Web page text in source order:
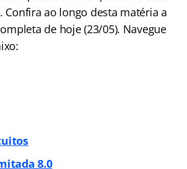
Confira ao longo desta matéria a
de hoje (23/05). Navegue
8.0